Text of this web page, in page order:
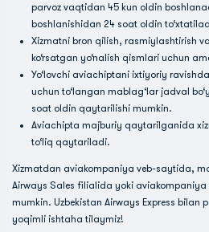
parvoz vaqtidan 45 kun oldin
boshlanishidan 24 soat oldin
Xizmatni bron qilish, rasmiylashtirish
ko‘rsatgan yo‘nalish qismlari uchun
Yo‘lovchi aviachiptani ixtiyoriy
uchun to‘langan mablag‘lar jadval
soat oldin qaytarilishi mumkin.
Aviachipta majburiy qaytarilganida
to‘liq qaytariladi.
Xizmatdan aviakompaniya veb-saytida,
Airways Sales filialida yoki
mumkin. Uzbekistan Airways Express bilan
yoqimli ishtaha tilaymiz!